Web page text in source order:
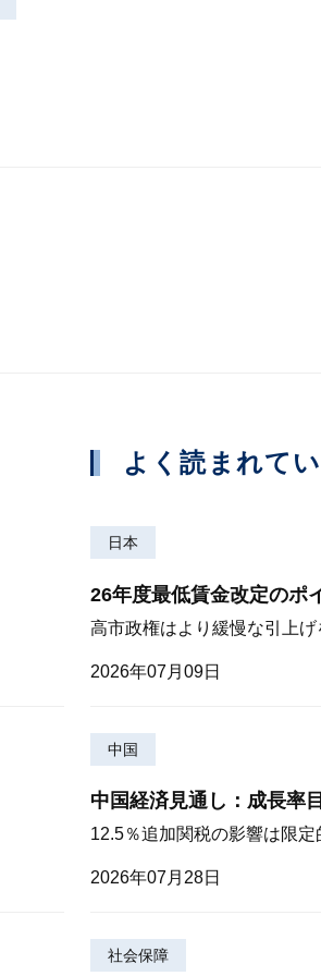
よく読まれて
日本
26年度最低賃金改定のポ
高市政権はより緩慢な引上
2026年07月09日
中国
中国経済見通し：成長率
12.5％追加関税の影響は限
2026年07月28日
社会保障